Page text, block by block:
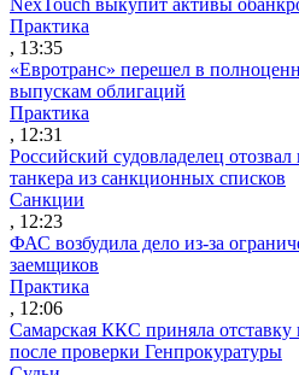
Практика
, 13:35
«Евротранс» перешел в
выпускам облигаций
Практика
, 12:31
Российский судовладелец
танкера из санкционных списков
Санкции
, 12:23
ФАС возбудила дело из-за
заемщиков
Практика
, 12:06
Самарская ККС приняла
после проверки Генпрокуратуры